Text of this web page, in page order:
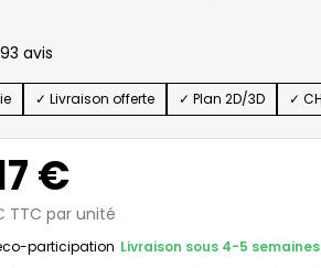
avis
✓ Livraison offerte ✓ Plan 2D/3D ✓
€
TTC par unité
participation Livraison sous 4-5 semaines